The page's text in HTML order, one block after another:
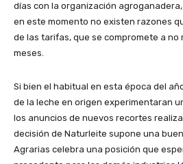
días con la organización
en este momento no existen razones
de las tarifas, que se compromete a no
meses.
Si bien el habitual en esta época del
de la leche en origen experimentaran
los anuncios de nuevos recortes
decisión de Naturleite supone una
Agrarias celebra una posición que